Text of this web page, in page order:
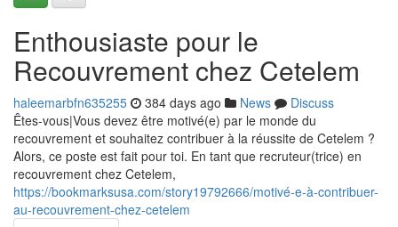
Enthousiaste pour le
Recouvrement chez Cetelem
haleemarbfn635255 384 days ago News
Discuss
Êtes-vous|Vous devez être motivé(e) par le monde du
recouvrement et souhaitez contribuer à la réussite de Cetelem ?
Alors, ce poste est fait pour toi. En tant que recruteur(trice) en
recouvrement chez Cetelem,
https://bookmarksusa.com/story19792666/motivé-e-à-contribuer-
au-recouvrement-chez-cetelem